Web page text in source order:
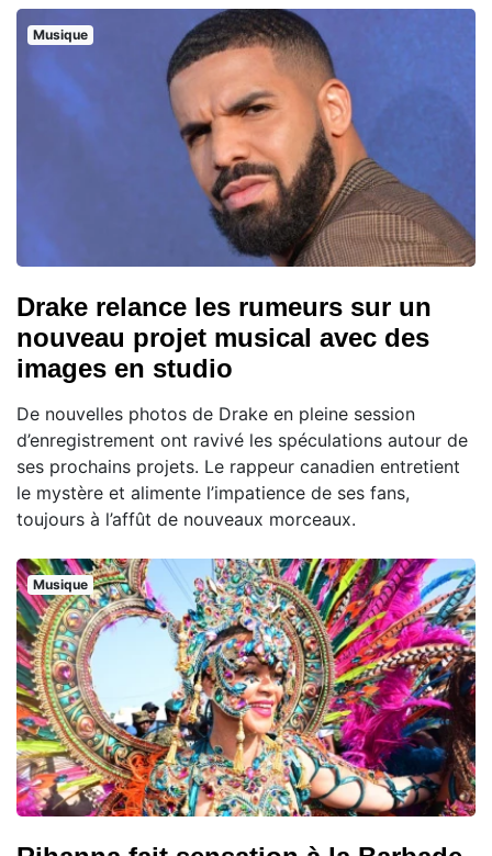
Musique
Drake relance les rumeurs sur un
nouveau projet musical avec des
images en studio
De nouvelles photos de Drake en pleine session
d’enregistrement ont ravivé les spéculations autour de
ses prochains projets. Le rappeur canadien entretient
le mystère et alimente l’impatience de ses fans,
toujours à l’affût de nouveaux morceaux.
Musique